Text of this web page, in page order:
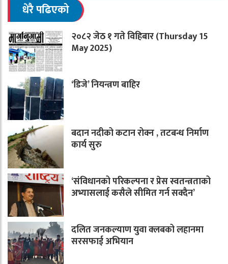
धेरै पढिएको
२०८२ जेठ १ गते विहिबार (Thursday 15
May 2025)
‘डिजे’ नियन्त्रण बाहिर
बदान नदीको कटान रोक्न , तटबन्ध निर्माण
कार्य सुरु
‘संविधानको परिकल्पना र प्रेस स्वतन्त्रताको
अभ्यासलाई कसैले सीमित गर्न सक्दैन’
दलित जनकल्याण युवा क्लबको लहानमा
सरसफाई अभियान